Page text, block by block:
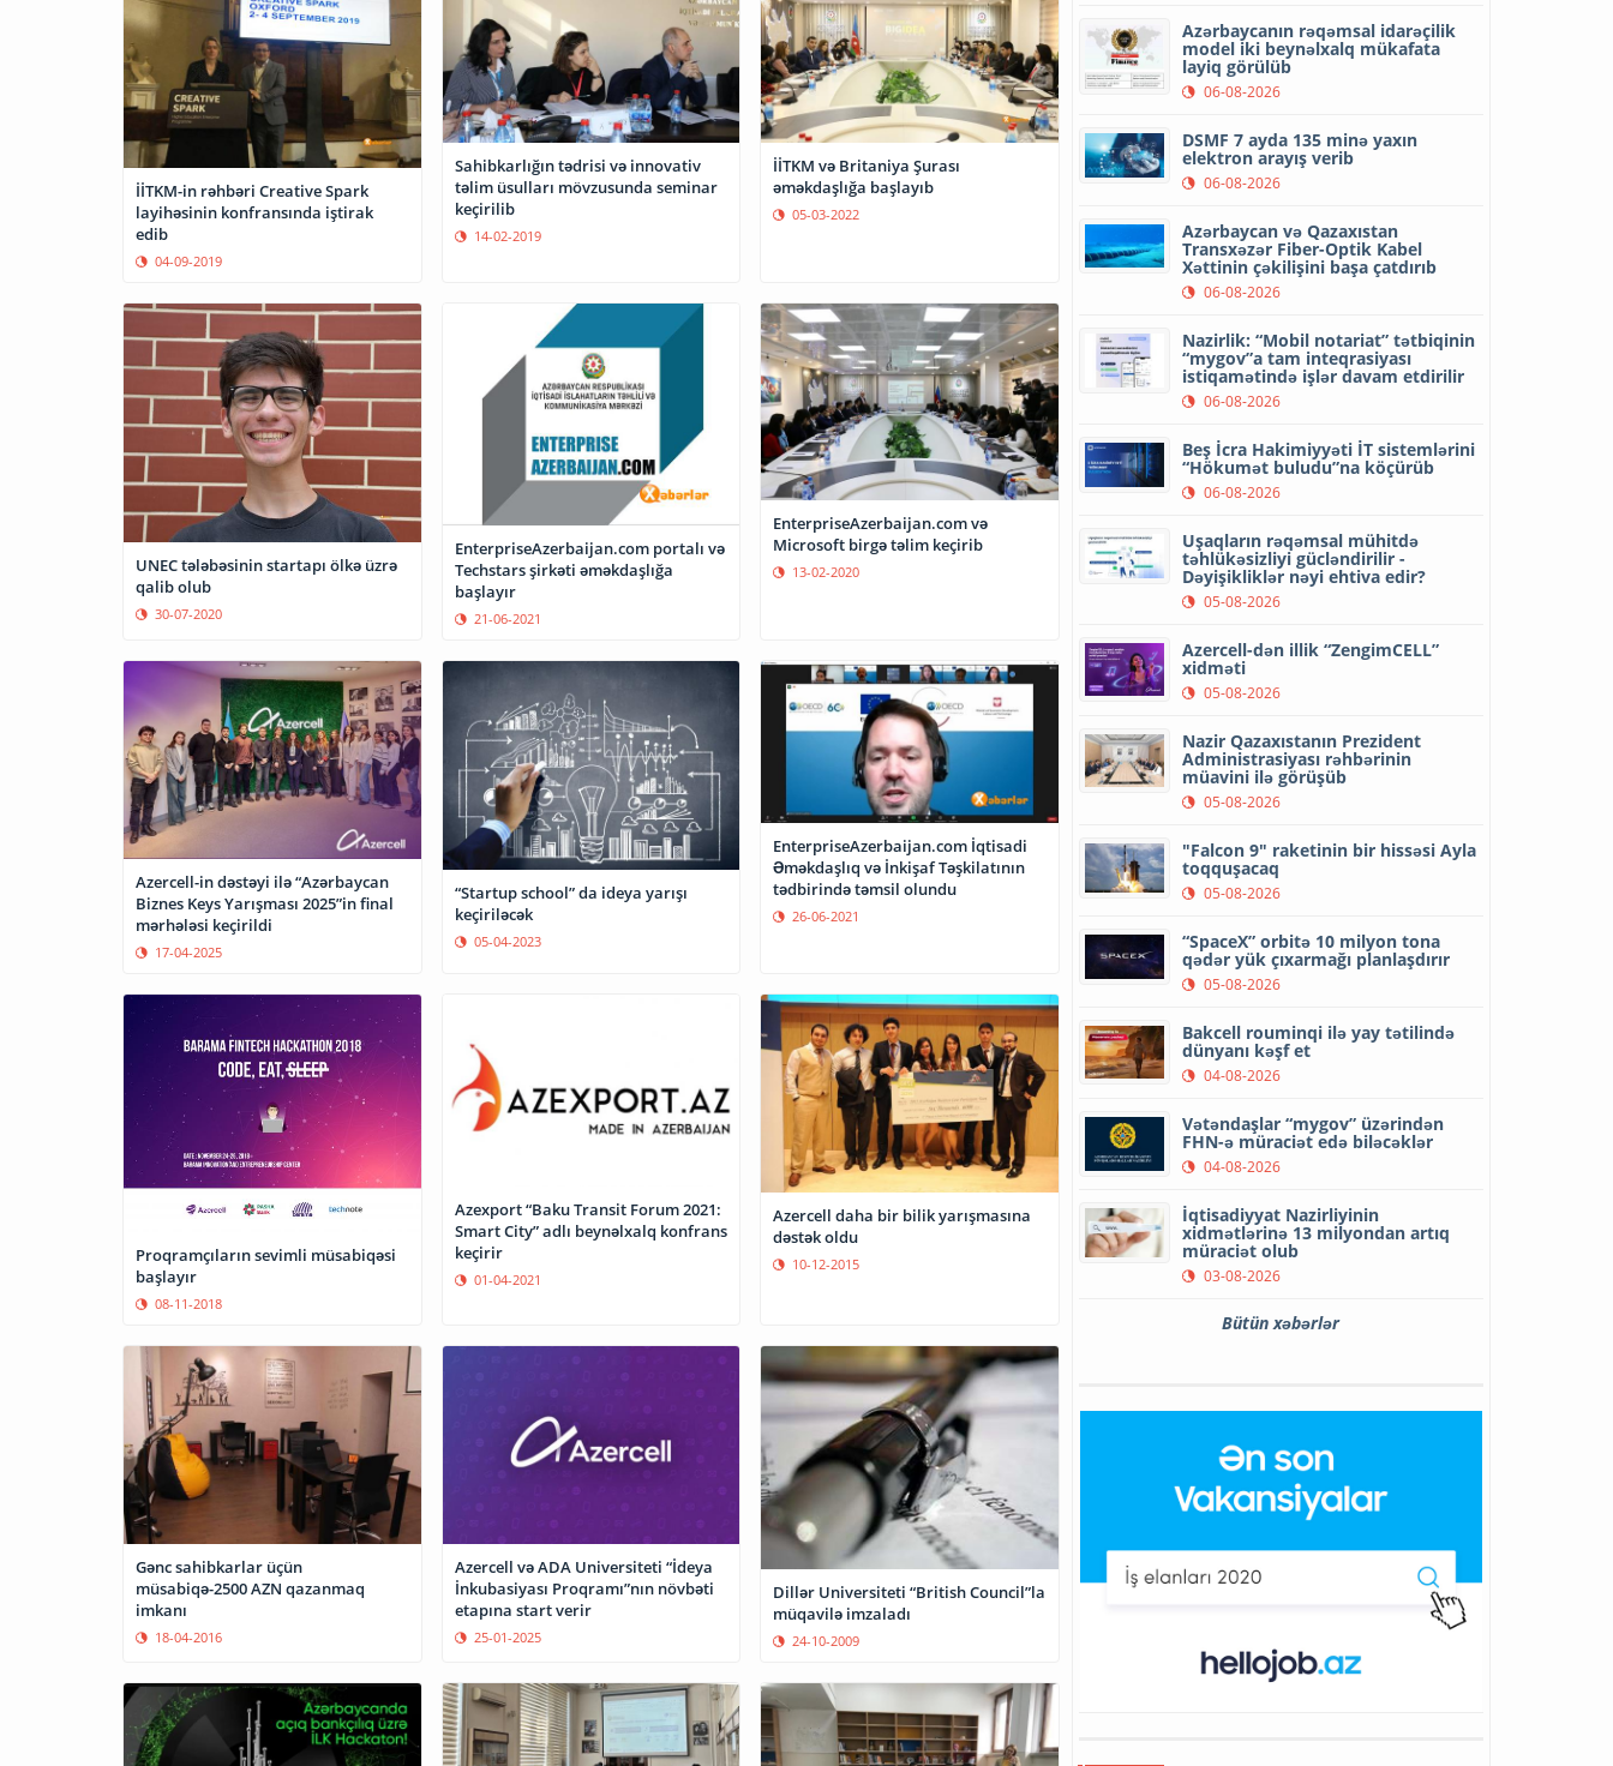
İİTKM-in rəhbəri Creative Spark
layihəsinin konfransında iştirak
edib
04-09-2019
Sahibkarlığın tədrisi və innovativ
təlim üsulları mövzusunda seminar
keçirilib
14-02-2019
İİTKM və Britaniya Şurası
əməkdaşlığa başlayıb
05-03-2022
UNEC tələbəsinin startapı ölkə üzrə
qalib olub
30-07-2020
EnterpriseAzerbaijan.com portalı və
Techstars şirkəti əməkdaşlığa
başlayır
21-06-2021
EnterpriseAzerbaijan.com və
Microsoft birgə təlim keçirib
13-02-2020
Azercell-in dəstəyi ilə “Azərbaycan
Biznes Keys Yarışması 2025”in final
mərhələsi keçirildi
17-04-2025
“Startup school” da ideya yarışı
keçiriləcək
05-04-2023
EnterpriseAzerbaijan.com İqtisadi
Əməkdaşlıq və İnkişaf Təşkilatının
tədbirində təmsil olundu
26-06-2021
Proqramçıların sevimli müsabiqəsi
başlayır
08-11-2018
Azexport “Baku Transit Forum 2021:
Smart City” adlı beynəlxalq konfrans
keçirir
01-04-2021
Azercell daha bir bilik yarışmasına
dəstək oldu
10-12-2015
Gənc sahibkarlar üçün
müsabiqə-2500 AZN qazanmaq
imkanı
18-04-2016
Azercell və ADA Universiteti “İdeya
İnkubasiyası Proqramı”nın növbəti
etapına start verir
25-01-2025
Dillər Universiteti “British Council”la
müqavilə imzaladı
24-10-2009
Azərbaycanın rəqəmsal idarəçilik
model iki beynəlxalq mükafata
layiq görülüb
06-08-2026
DSMF 7 ayda 135 minə yaxın
elektron arayış verib
06-08-2026
Azərbaycan və Qazaxıstan
Transxəzər Fiber-Optik Kabel
Xəttinin çəkilişini başa çatdırıb
06-08-2026
Nazirlik: “Mobil notariat” tətbiqinin
“mygov”a tam inteqrasiyası
istiqamətində işlər davam etdirilir
06-08-2026
Beş İcra Hakimiyyəti İT sistemlərini
“Hökumət buludu”na köçürüb
06-08-2026
Uşaqların rəqəmsal mühitdə
təhlükəsizliyi gücləndirilir -
Dəyişikliklər nəyi ehtiva edir?
05-08-2026
Azercell-dən illik “ZengimCELL”
xidməti
05-08-2026
Nazir Qazaxıstanın Prezident
Administrasiyası rəhbərinin
müavini ilə görüşüb
05-08-2026
"Falcon 9" raketinin bir hissəsi Ayla
toqquşacaq
05-08-2026
“SpaceX” orbitə 10 milyon tona
qədər yük çıxarmağı planlaşdırır
05-08-2026
Bakcell rouminqi ilə yay tətilində
dünyanı kəşf et
04-08-2026
Vətəndaşlar “mygov” üzərindən
FHN-ə müraciət edə biləcəklər
04-08-2026
İqtisadiyyat Nazirliyinin
xidmətlərinə 13 milyondan artıq
müraciət olub
03-08-2026
Bütün xəbərlər